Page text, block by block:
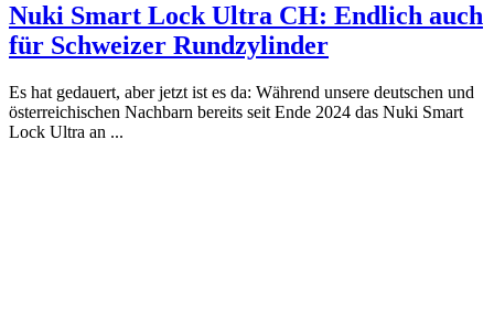
Nuki Smart Lock Ultra CH: Endlich auch
für Schweizer Rundzylinder
Es hat gedauert, aber jetzt ist es da: Während unsere deutschen und
österreichischen Nachbarn bereits seit Ende 2024 das Nuki Smart
Lock Ultra an ...